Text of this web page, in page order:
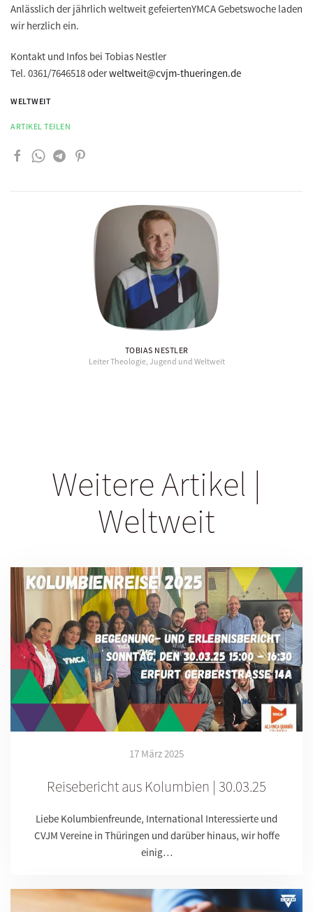
Anlässlich der jährlich weltweit gefeiertenYMCA Gebetswoche laden
wir herzlich ein.
Kontakt und Infos bei Tobias Nestler
Tel. 0361/7646518 oderweltweit@cvjm-thueringen.de
WELTWEIT
ARTIKEL TEILEN
TOBIAS NESTLER
Leiter Theologie, Jugend und Weltweit
Weitere Artikel |
Weltweit
17 März 2025
Reisebericht aus Kolumbien | 30.03.25
Liebe Kolumbienfreunde, International Interessierte und
CVJM Vereine in Thüringen und darüber hinaus, wir hoffe
einig…